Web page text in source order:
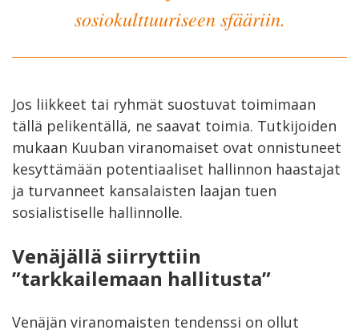
sosiokulttuuriseen sfääriin.
Jos liikkeet tai ryhmät suostuvat toimimaan
tällä pelikentällä, ne saavat toimia. Tutkijoiden
mukaan Kuuban viranomaiset ovat onnistuneet
kesyttämään potentiaaliset hallinnon haastajat
ja turvanneet kansalaisten laajan tuen
sosialistiselle hallinnolle.
Venäjällä siirryttiin
”tarkkailemaan hallitusta”
Venäjän viranomaisten tendenssi on ollut